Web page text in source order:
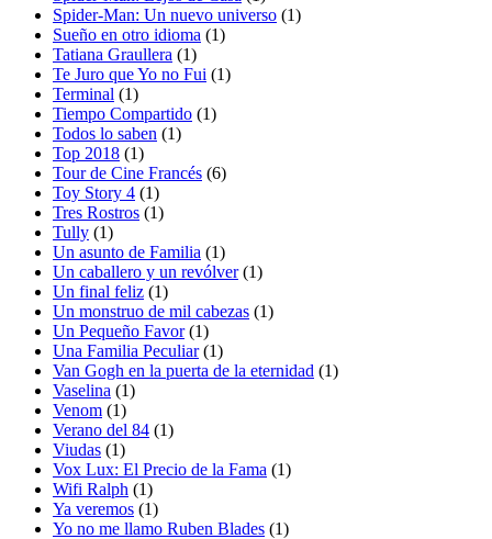
Spider-Man: Un nuevo universo (1)
Sueño en otro idioma (1)
Tatiana Graullera (1)
Te Juro que Yo no Fui (1)
Terminal (1)
Tiempo Compartido (1)
Todos lo saben (1)
Top 2018 (1)
Tour de Cine Francés (6)
Toy Story 4 (1)
Tres Rostros (1)
Tully (1)
Un asunto de Familia (1)
Un caballero y un revólver(1)
Un final feliz (1)
Un monstruo de mil cabezas (1)
Un Pequeño Favor(1)
Una Familia Peculiar(1)
Van Gogh en la puerta de la eternidad (1)
Vaselina (1)
Venom (1)
Verano del 84 (1)
Viudas (1)
Vox Lux: El Precio de la Fama (1)
Wifi Ralph (1)
Ya veremos (1)
Yo no me llamo Ruben Blades (1)